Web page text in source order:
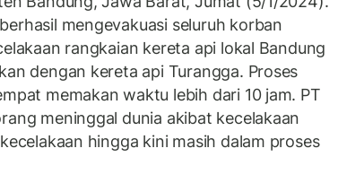
mengevakuasi seluruh korban
rangkaian kereta api lokal Bandung
dengan kereta api Turangga. Proses
memakan waktu lebih dari 10 jam. PT
meninggal dunia akibat kecelakaan
hingga kini masih dalam proses